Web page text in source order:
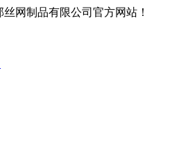
网制品有限公司官方网站！